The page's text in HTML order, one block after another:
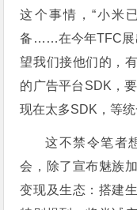
这个事情，“小米
备……在今年TFC展
望我们接他们的，
的广告平台SDK，
现在太多SDK，等统
这不禁令笔者
会，除了宣布魅族
变现及生态：搭建